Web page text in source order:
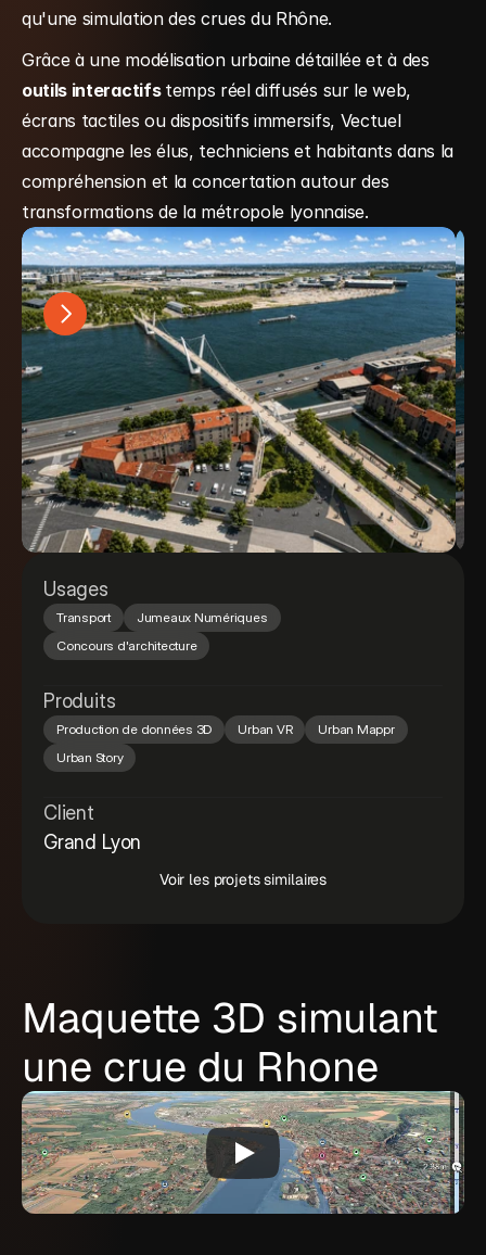
qu'une simulation des crues du Rhône.
Grâce à une modélisation urbaine détaillée et à des
outils interactifs temps réel diffusés sur le web,
écrans tactiles ou dispositifs immersifs, Vectuel
accompagne les élus, techniciens et habitants dans la
compréhension et la concertation autour des
transformations de la métropole lyonnaise.
Usages
Transport
Jumeaux Numériques
Concours d'architecture
Produits
Production de données 3D Urban VR
Urban Mappr
Urban Story
Client
Grand Lyon
Voir les projets similaires
Maquette 3D simulant
une crue du Rhone